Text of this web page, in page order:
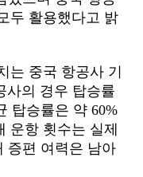
두 활용했다고 밝
는 중국 항공사 기
사의 경우 탑승률
탑승률은 약 60%
운항 횟수는 실제
증편 여력은 남아